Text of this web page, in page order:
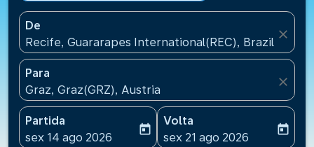
De
Recife, Guararapes International(REC), Brazil
close
Para
Graz, Graz(GRZ), Austria
close
Partida
fc-booking-departure-date-aria-label
sex 14 ago 2026
today
Volta
fc-booking-return-date-
sex 21 ago 2026
today